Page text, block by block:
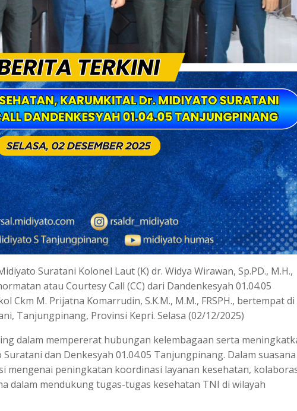
Suratani Kolonel Laut (K) dr. Widya Wirawan, Sp.PD., M.H.,
atau Courtesy Call (CC) dari Dandenkesyah 01.04.05
Ckm M. Prijatna Komarrudin, S.K.M., M.M., FRSPH., bertempat
Tanjungpinang, Provinsi Kepri. Selasa (02/12/2025)
dalam mempererat hubungan kelembagaan serta
dan Denkesyah 01.04.05 Tanjungpinang. Dalam
mengenai peningkatan koordinasi layanan kesehatan,
dalam mendukung tugas-tugas kesehatan TNI di wilayah